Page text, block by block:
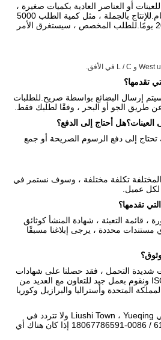
أو العناصر العادية بكميات صغيرة ،
نعد بالإرسال في غضون 1-3 أيام.للإنتاج بالجملة ، مثل كمية الطلب 5000
قطعة ، نعد بالإرسال في 15-20 يومًا.للطلب المخصص ، سيستغرق الأمر
سيتم إرسال البضائع بواسطة صريح.للطلبات
عن طريق الجو أو البحر ، وفقًا لطلبك فقط.
تحتاج إلى دفع الرسوم الصريحة أو جمع
تكلفة مختلفة ، وسوف نستمر في
لكل عميل.
، قائمة التعبئة ، شهادة المنشأ كوثائق
محددة ، يرجى إبلاغنا مسبقًا
شديدة التحمل ، فقد حصلنا على شهادات
CE و RoHS و CQC و ISO9001 ونقوم بعمل جيد للتعاون مع العديد من
المتحدة وأستراليا والبرازيل وكوريا
مرحبًا بكم في زيارة مصنعنا في Liushi Town ، Yueqing ولا تتردد في
الاتصال بنا 0086-577-6167777 / 0086-18067786591 إذا كان هناك أي